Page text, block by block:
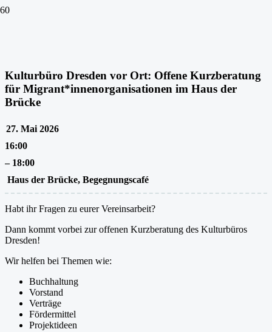
Kulturbüro Dresden vor Ort: Offene Kurzberatung
für Migrant*innenorganisationen im Haus der
Brücke
27. Mai 2026
16:00
– 18:00
Haus der Brücke, Begegnungscafé
Habt ihr Fragen zu eurer Vereinsarbeit?
Dann kommt vorbei zur offenen Kurzberatung des Kulturbüros
Dresden!
Wir helfen bei Themen wie:
Buchhaltung
Vorstand
Verträge
Fördermittel
Projektideen